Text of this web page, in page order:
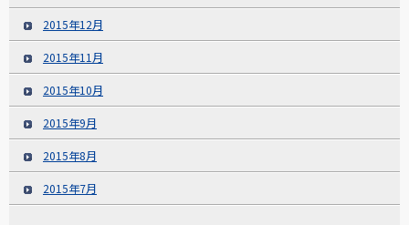
2015年12月
2015年11月
2015年10月
2015年9月
2015年8月
2015年7月